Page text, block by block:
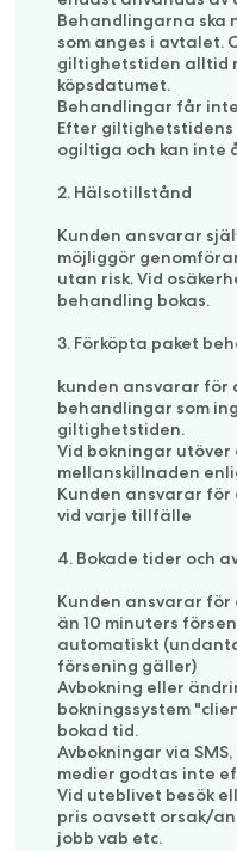
Behandlingarna ska
som anges i avtalet.
giltighetstiden alltid
köpsdatumet.
Behandlingar får
Efter
ogiltiga och kan
2. Hälsotillstånd
Kunden ansvarar
möjliggör
utan risk. Vid
behandling bokas.
3. Förköpta paket
kunden ansvarar för
behandlingar som
giltighetstiden.
Vid bokningar
mellanskillnaden
Kunden ansvarar
vid varje tillfälle
4. Bokade tider och
Kunden ansvarar för
än 10 minuters
automatiskt
försening gäller)
Avbokning eller
bokningssystem
bokad tid.
Avbokningar via
medier godtas inte
Vid uteblivet besök
pris oavsett orsak/
jobb vab etc.